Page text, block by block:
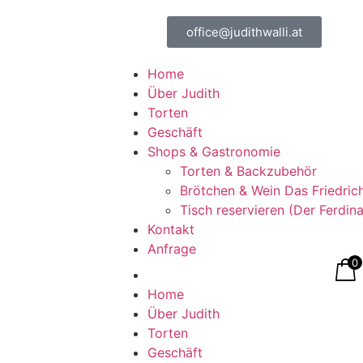
office@judithwalli.at
Home
Über Judith
Torten
Geschäft
Shops & Gastronomie
Torten & Backzubehör
Brötchen & Wein Das
Tisch reservieren (Der
Kontakt
Anfrage
0
Home
Über Judith
Torten
Geschäft